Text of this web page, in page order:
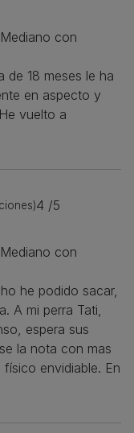
con
de 18 meses le ha
en aspecto y
vuelto a
4 /5
con
he podido sacar,
A mi perra Tati,
espera sus
la nota con mas
envidiable. En